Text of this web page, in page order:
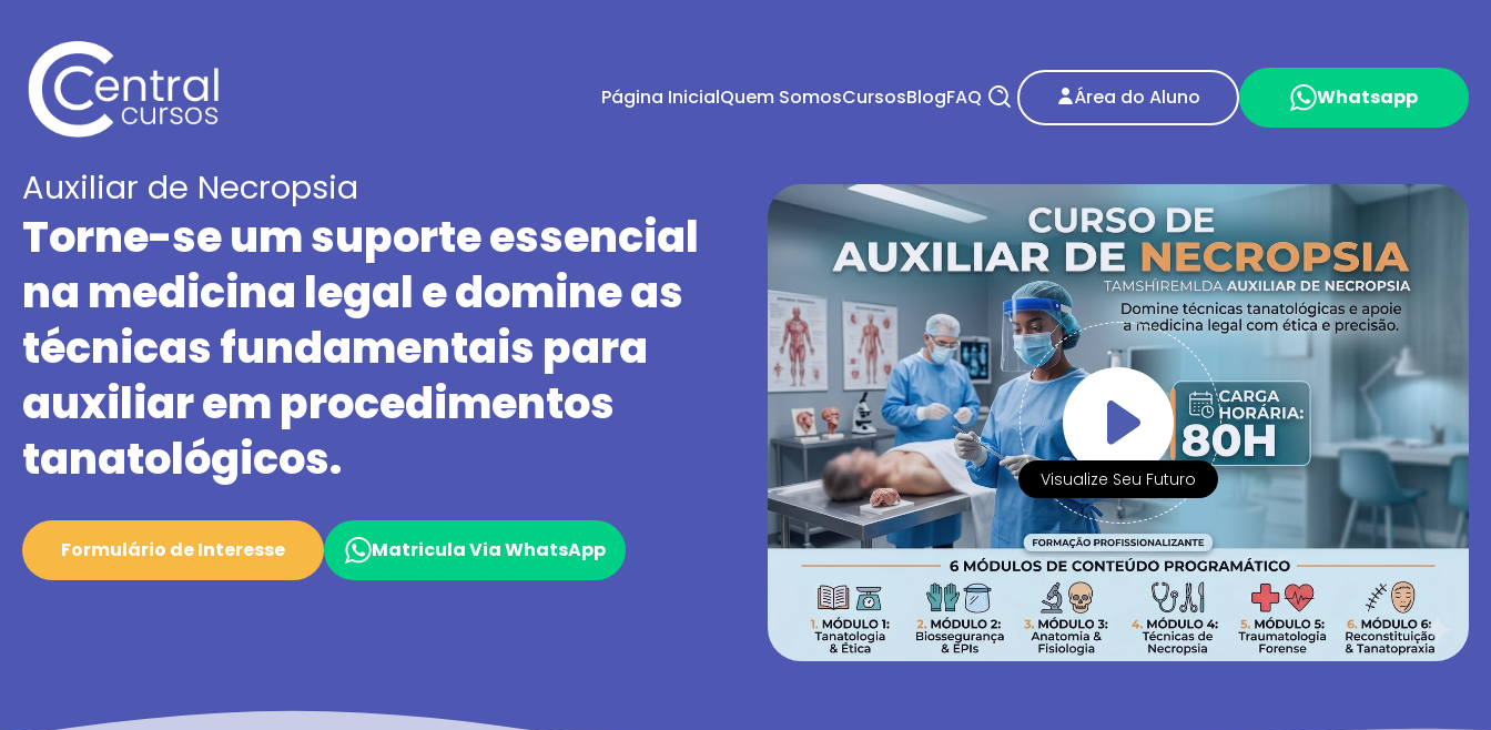
Página InicialQuem SomosCursosBlogFAQ Área do Aluno Whatsapp
Auxiliar de Necropsia
Torne-se um suporte essencial
na medicina legal e domine as
técnicas fundamentais para
auxiliar em procedimentos
tanatológicos.
Formulário de Interesse Matricula Via WhatsApp
Visualize Seu Futuro